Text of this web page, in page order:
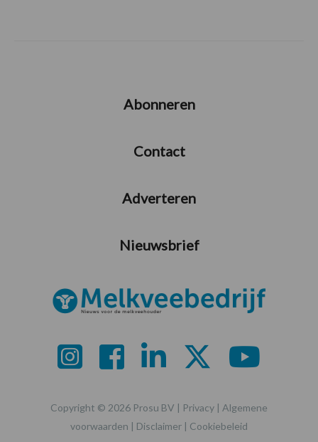
Abonneren
Contact
Adverteren
Nieuwsbrief
Copyright © 2026 Prosu BV | Privacy | Algemene
voorwaarden | Disclaimer | Cookiebeleid